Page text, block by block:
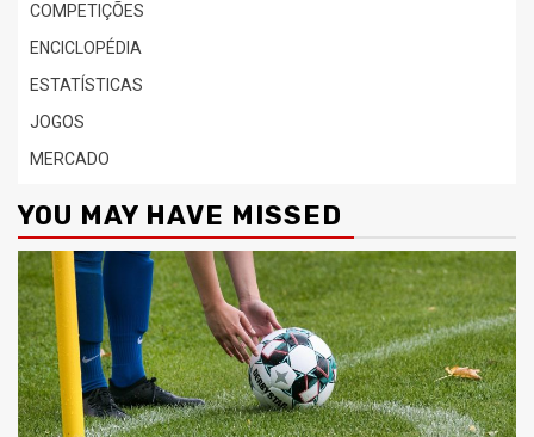
COMPETIÇÕES
ENCICLOPÉDIA
ESTATÍSTICAS
JOGOS
MERCADO
YOU MAY HAVE MISSED